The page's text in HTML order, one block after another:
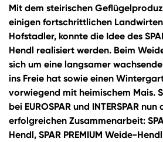
Mit dem steirischen
einigen fortschrittlichen
Hofstadler, konnte die Idee des
Hendl realisiert werden. Beim
sich um eine langsamer
ins Freie hat sowie einen
vorwiegend mit heimischem Mais.
bei EUROSPAR und INTERSPAR
erfolgreichen Zusammenarbeit:
Hendl, SPAR PREMIUM Weide-